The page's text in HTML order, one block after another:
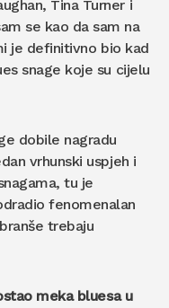
Tina Turner i
se kao da sam na
je definitivno bio kad
snage koje su cijelu
dobile nagradu
vrhunski uspjeh i
tu je
fenomenalan
trebaju
meka bluesa u